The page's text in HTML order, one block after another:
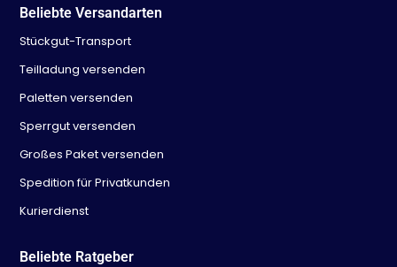
Beliebte Versandarten
Stückgut-Transport
Teilladung versenden
Paletten versenden
Sperrgut versenden
Großes Paket versenden
Spedition für Privatkunden
Kurierdienst
Beliebte Ratgeber